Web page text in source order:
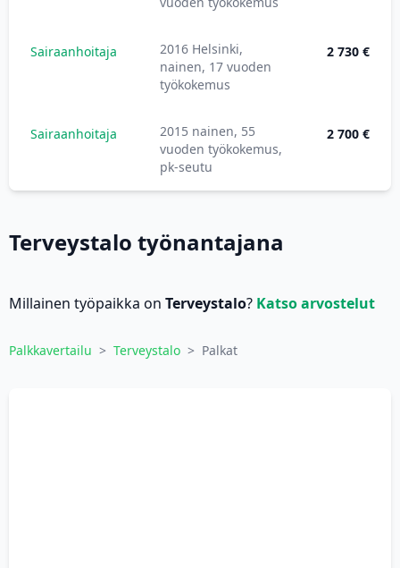
Sairaanhoitaja
2016 Helsinki,
nainen, 17 vuoden
työkokemus
2 730 €
Sairaanhoitaja
2015 nainen, 55
vuoden työkokemus,
pk-seutu
2 700 €
Terveystalo työnantajana
Millainen työpaikka on Terveystalo? Katso arvostelut
Palkkavertailu > Terveystalo > Palkat